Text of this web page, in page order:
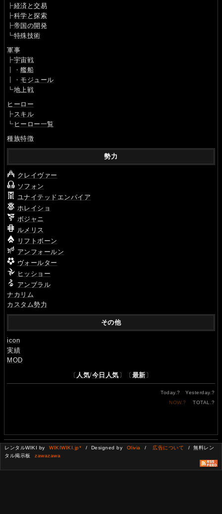
┣経済と交易
┣科学と探索
┣帝国の開発
┗特殊技術
軍事
┣宇宙戦
┃・艦船
┃・ モジュール
┗地上戦
ヒーロー
┣ スキル
┗ ヒーロー一覧
種族特徴
勢力
クレイヴァー
ソフォン
ユナイテッドエンパイア
ホレイショ
ボジャニ
ルメリス
リフトボーン
アンフォールン
ヴォールター
ヒッショー
アンブラル
ナカリム
カスタム勢力
その他
icon
実績
MOD
〔 人気/今日人気 〕〔 最新 〕
Today.? Yesterday.?
NOW.? TOTAL.?
レンタルWIKI by WIKIWIKI.jp* / Designed by Olivia / 広告について
/ 無料レン
タル掲示板
zawazawa